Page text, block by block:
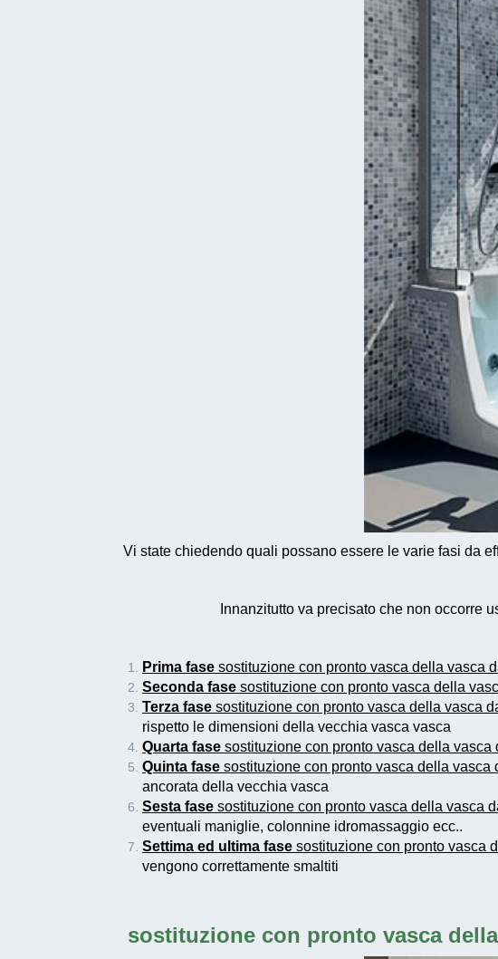
Vi state chiedendo quali possano essere le varie fasi da
Innanzitutto va precisato che non occorre
Prima fase sostituzione con pronto vasca della vasca
Seconda fase sostituzione con pronto vasca della
Terza fase sostituzione con pronto vasca della vasca
rispetto le dimensioni della vecchia vasca vasca
Quarta fase sostituzione con pronto vasca della
Quinta fase sostituzione con pronto vasca della
ancorata della vecchia vasca
Sesta fase sostituzione con pronto vasca della vasca
eventuali maniglie, colonnine idromassaggio ecc..
Settima ed ultima fase sostituzione con pronto vasca
vengono correttamente smaltiti
sostituzione con pronto vasca